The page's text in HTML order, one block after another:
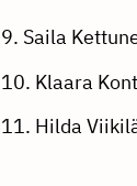
9. Saila
10. Klaara
11. Hilda